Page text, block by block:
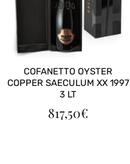
COFANETTO OYSTER
COPPER SAECULUM XX 1997
3 LT
817,50€